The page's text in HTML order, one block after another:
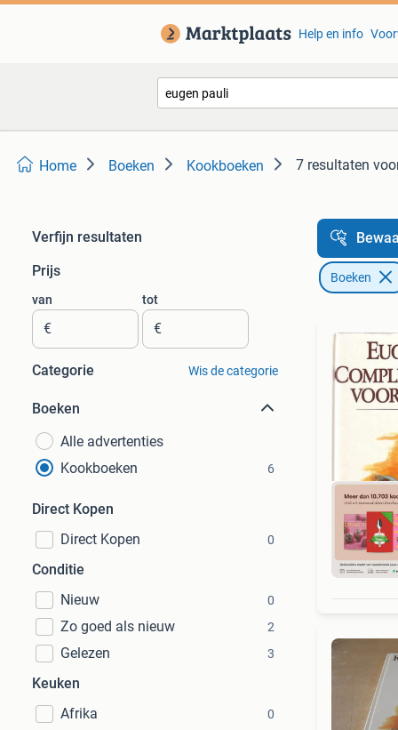
Help en info
Home Boeken Kookboeken 7 resultaten
Verfijn resultaten
Prijs
van
€
tot
€
Categorie Wis de categorie
Boeken
Alle advertenties
Kookboeken
6
Direct Kopen
Direct Kopen
0
Conditie
Nieuw
0
Zo goed als nieuw 2
Gelezen 3
Keuken
Afrika
0
Boeken